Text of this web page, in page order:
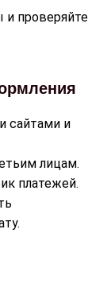
и проверяйте
сайтами и
лицам.
платежей.